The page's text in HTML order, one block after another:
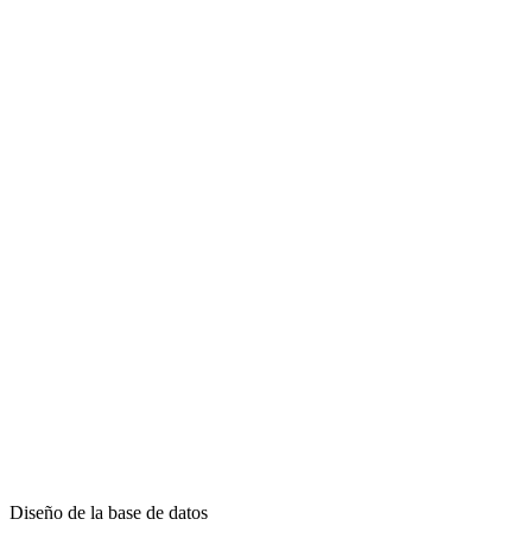
Diseño de la base de datos